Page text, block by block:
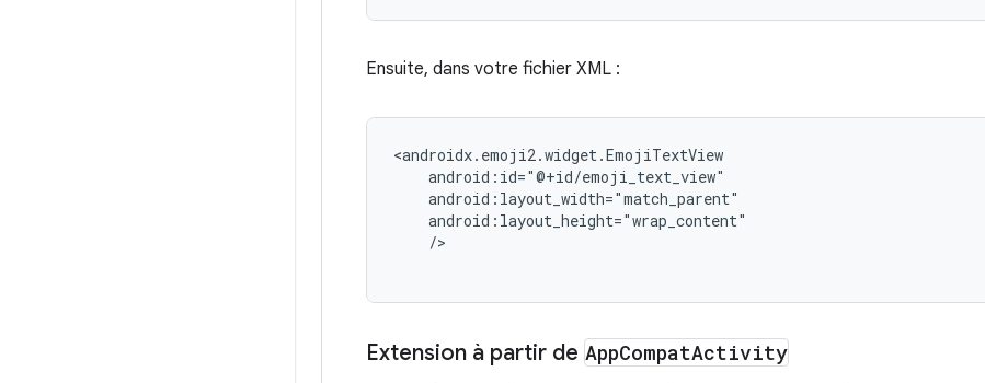
Ensuite, dans votre fichier XML :
/>
Extension à partir de AppCompatActivity